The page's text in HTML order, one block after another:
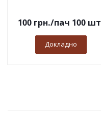
100грн./пач 100 шт
Докладно